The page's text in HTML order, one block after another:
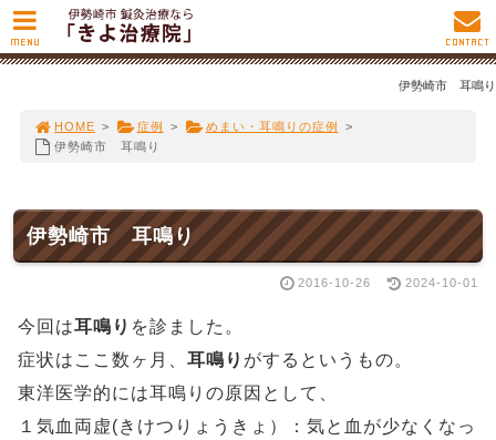
伊勢崎市 耳鳴り
HOME > 症例 > めまい・耳鳴りの症例
>
伊勢崎市 耳鳴り
伊勢崎市 耳鳴り
2016-10-26 2024-10-01
今回は耳鳴り を診ました。
症状はここ数ヶ月、 耳鳴り がするというもの。
東洋医学的には耳鳴りの原因として、
１気血両虚(きけつりょうきょ）：気と血が少なくなっ
MENU CONTACT